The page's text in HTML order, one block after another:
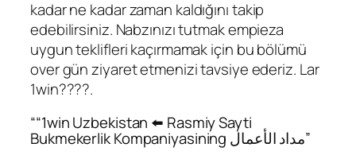
kadar ne kadar zaman kaldığını takip
edebilirsiniz. Nabzınızı tutmak empieza
uygun teklifleri kaçırmamak için bu bölümü
over gün ziyaret etmenizi tavsiye ederiz. Lar
1win????.
““1win Uzbekistan ⬅️ Rasmiy Sayti
Bukmekerlik Kompaniyasining مداد الأعمال”